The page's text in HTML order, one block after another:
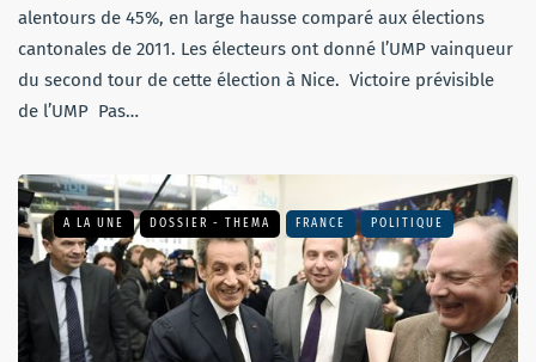
alentours de 45%, en large hausse comparé aux élections
cantonales de 2011. Les électeurs ont donné l’UMP vainqueur
du second tour de cette élection à Nice. Victoire prévisible
de l’UMP Pas…
A LA UNE DOSSIER - THEMA FRANCE POLITIQUE